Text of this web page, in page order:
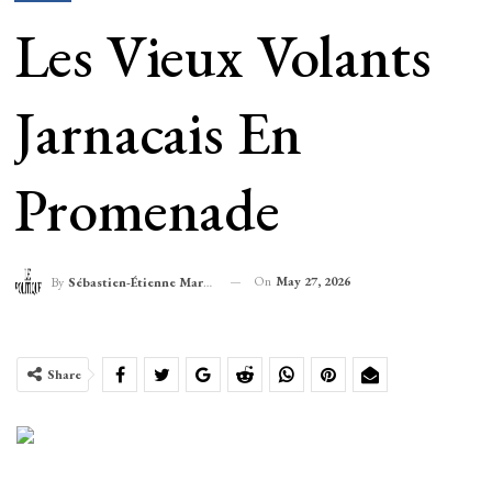
Les Vieux Volants
Jarnacais En
Promenade
By Sébastien-Étienne Marechal On May 27, 2026
Share